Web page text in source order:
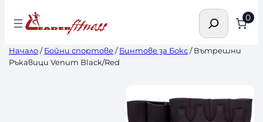
Търсене 0
Начало/Бойни спортове/Бинтове за Бокс/ Вътрешни
Ръкавици Venum Black/Red